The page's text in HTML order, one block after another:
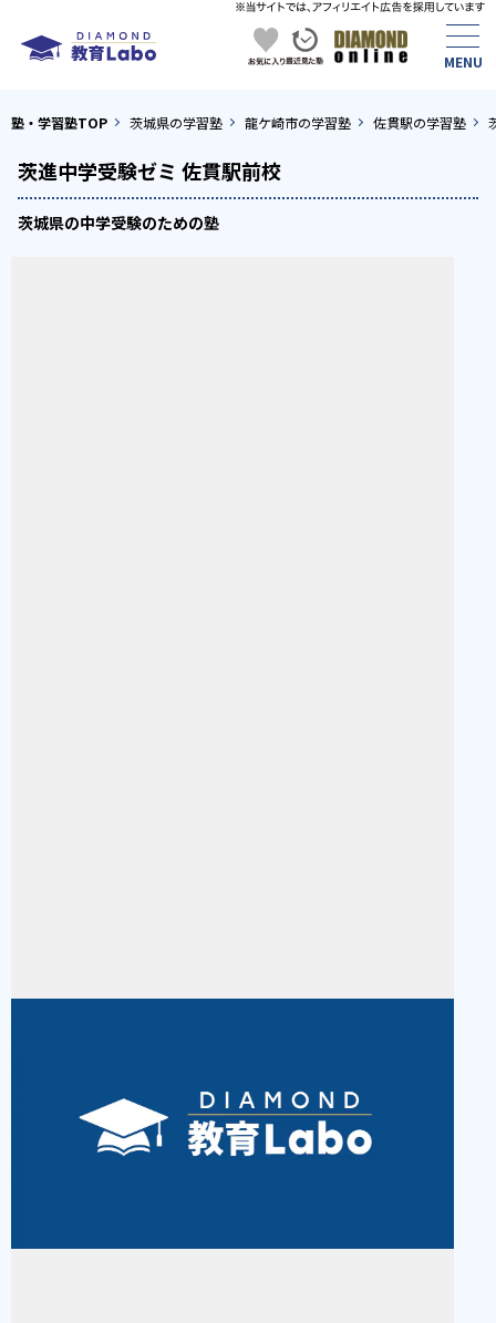
塾・学習塾TOP 茨城県の学習塾 龍ケ崎市の学習塾 佐貫駅の学習塾
茨進中学受験ゼミ 佐貫駅前校
茨城県の中学受験のための塾